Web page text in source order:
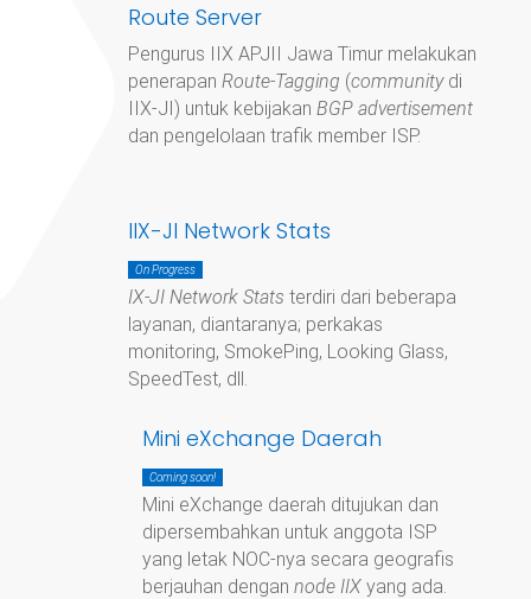
Route Server
Pengurus IIX APJII Jawa Timur melakukan
penerapan Route-Tagging (communitydi
IIX-JI) untuk kebijakan BGP advertisement
dan pengelolaan trafik member ISP.
IIX-JI Network Stats
On Progress
IX-JI Network Stats terdiri dari beberapa
layanan, diantaranya; perkakas
monitoring, SmokePing, Looking Glass,
SpeedTest, dll.
Mini eXchange Daerah
Coming soon!
Mini eXchange daerah ditujukan dan
dipersembahkan untuk anggota ISP
yang letak NOC-nya secara geografis
berjauhan dengan node IIXyang ada.